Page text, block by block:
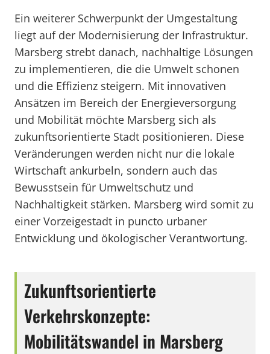
Ein weiterer Schwerpunkt der Umgestaltung
liegt auf der Modernisierung der Infrastruktur.
Marsberg strebt danach, nachhaltige Lösungen
zu implementieren, die die Umwelt schonen
und die Effizienz steigern. Mit innovativen
Ansätzen im Bereich der Energieversorgung
und Mobilität möchte Marsberg sich als
zukunftsorientierte Stadt positionieren. Diese
Veränderungen werden nicht nur die lokale
Wirtschaft ankurbeln, sondern auch das
Bewusstsein für Umweltschutz und
Nachhaltigkeit stärken. Marsberg wird somit zu
einer Vorzeigestadt in puncto urbaner
Entwicklung und ökologischer Verantwortung.
Zukunftsorientierte
Verkehrskonzepte:
Mobilitätswandel in Marsberg